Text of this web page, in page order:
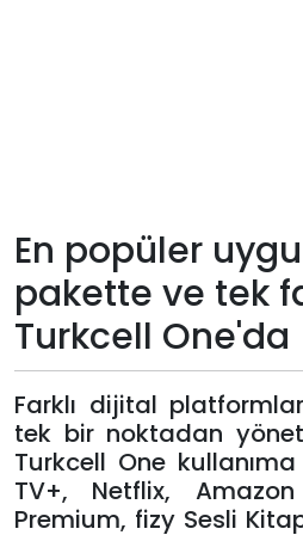
Künye
Giriş
Yap
En popüler
pakette ve tek
Turkcell One'da
Farklı dijital
tek bir noktadan
Turkcell One kullanıma
TV+, Netflix,
Premium, fizy Sesli